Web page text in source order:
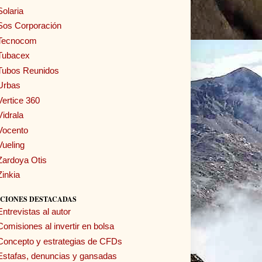
Corporación
Reunidos
360
Otis
DESTACADAS
al autor
al invertir en bolsa
y estrategias de CFDs
denuncias y gansadas